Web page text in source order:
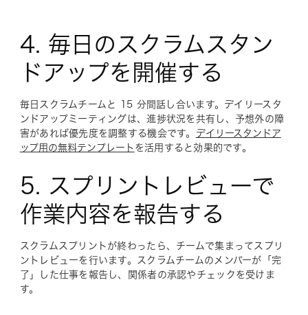
4. 毎日のスクラムスタン
ドアップを開催する
毎日スクラムチームと 15 分間話し合います。デイリースタ
ンドアップミーティングは、進捗状況を共有し、予想外の障
害があれば優先度を調整する機会です。 デイリースタンドア
ップ用の無料テンプレート を活用すると効果的です。
5. スプリントレビューで
作業内容を報告する
スクラムスプリントが終わったら、チームで集まってスプリ
ントレビューを行います。スクラムチームのメンバーが「完
了」した仕事を報告し、関係者の承認やチェックを受けま
す。